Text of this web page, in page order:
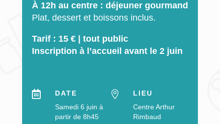
À 12h au centre : déjeuner gourmand
Plat, dessert et boissons inclus.
Tarif : 15 € | tout public
Inscription à l’accueil avant le 2 juin

DATE
Samedi 6 juin à
partir de 8h45

LIEU
Centre Arthur
Rimbaud